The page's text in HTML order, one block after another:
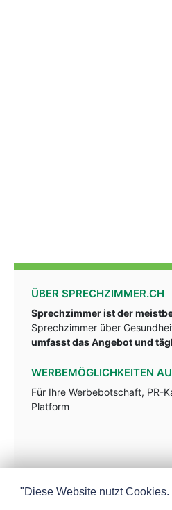
ÜBER SPRECHZIMMER.CH
Sprechzimmer ist der
Sprechzimmer über
umfasst das Angebot und
WERBEMÖGLICHKEITEN
Für Ihre Werbebotschaft, PR-
Platform
"Diese Website nutzt